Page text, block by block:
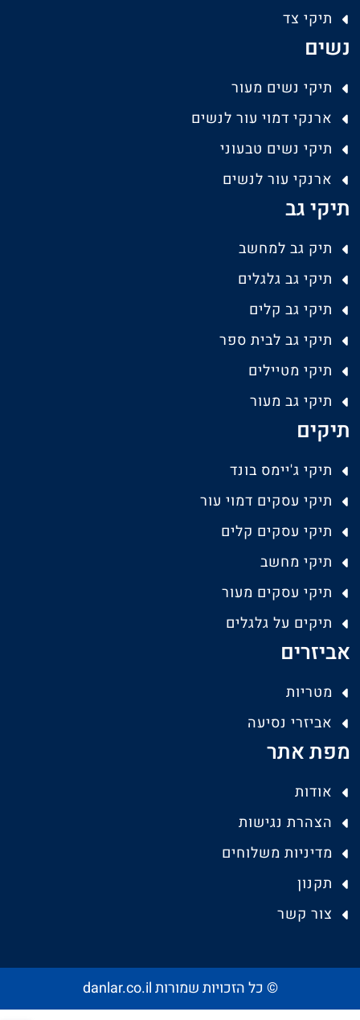
תיקי צד
נשים
תיקי נשים מעור
ארנקי דמוי עור לנשים
תיקי נשים טבעוני
ארנקי עור לנשים
תיקי גב
תיק גב למחשב
תיקי גב גלגלים
תיקי גב קלים
תיקי גב לבית ספר
תיקי מטיילים
תיקי גב מעור
תיקים
תיקי ג'יימס בונד
תיקי עסקים דמוי עור
תיקי עסקים קלים
תיקי מחשב
תיקי עסקים מעור
תיקים על גלגלים
אביזרים
מטריות
אביזרי נסיעה
מפת אתר
אודות
הצהרת נגישות
מדיניות משלוחים
תקנון
צור קשר
© כל הזכויות שמורות danlar.co.il